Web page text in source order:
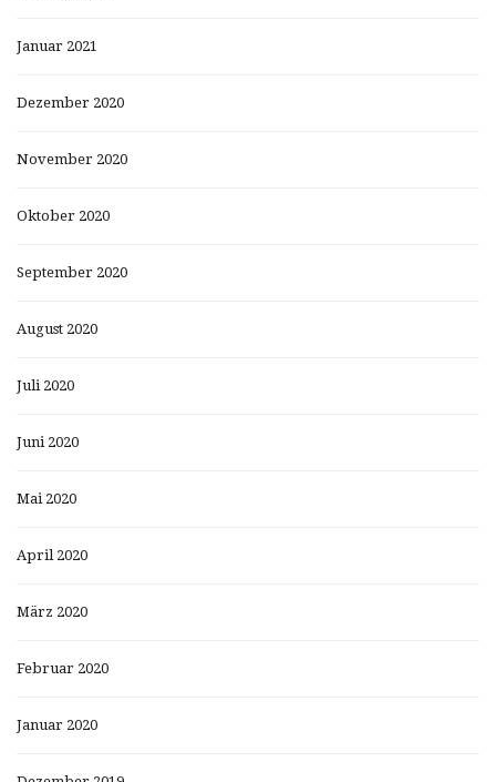
Januar 2021
Dezember 2020
November 2020
Oktober 2020
September 2020
August 2020
Juli 2020
Juni 2020
Mai 2020
April 2020
März 2020
Februar 2020
Januar 2020